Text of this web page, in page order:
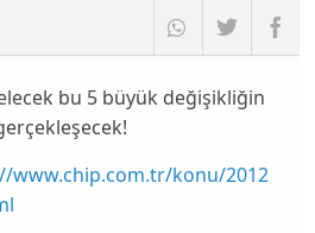
bu 5 büyük değişikliğin
www.chip.com.tr/konu/2012